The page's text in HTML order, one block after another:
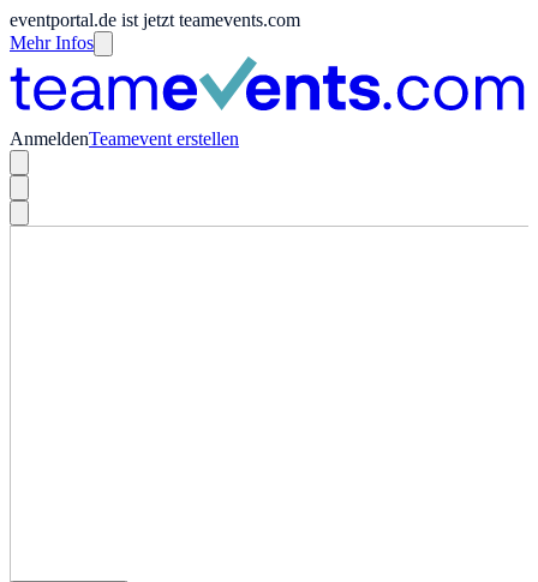
eventportal.de ist jetzt teamevents.com
Mehr Infos
AnmeldenTeamevent erstellen